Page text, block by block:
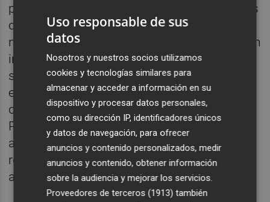
primero de ellos está dedicado a situaciones
del ámbito personal, con actuaciones
normalizadas en la adolescencia que podrían
implicar riesgos en el entorno digital. El
segundo bloque, situaciones en el ámbito
escolar, aborda el uso problemático de
dispositivos tecnológicos en el instituto.
Para concluir, se incluyen herramientas de
autoevaluación sobre el manejo seguro de
recursos tecnológicos por parte de la
adolescencia.
Uso responsable de sus
datos
Nosotros y nuestros socios utilizamos
cookies y tecnologías similares para
almacenar y acceder a información en su
dispositivo y procesar datos personales,
como su dirección IP, identificadores únicos
y datos de navegación, para ofrecer
anuncios y contenido personalizados, medir
anuncios y contenido, obtener información
sobre la audiencia y mejorar los servicios.
Proveedores de terceros (1913) también